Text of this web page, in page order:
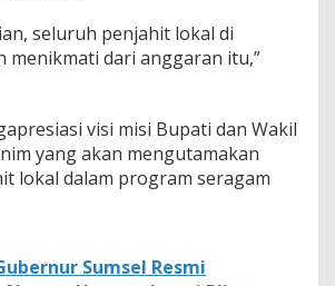
A
j
g
B
a
n
a
n
seluruh penjahit lokal di
menikmati dari anggaran itu,”
visi misi Bupati dan Wakil
yang akan mengutamakan
lokal dalam program seragam
Sumsel Resmi